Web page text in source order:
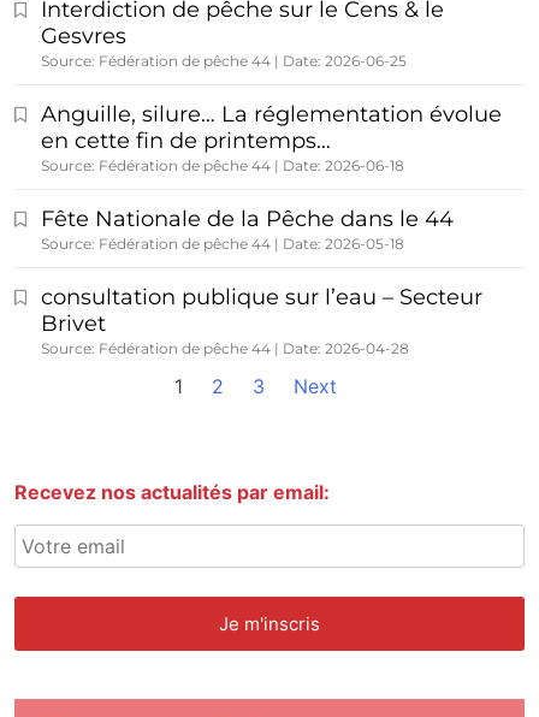
Interdiction de pêche sur le Cens & le
Gesvres
Source: Fédération de pêche 44 Date: 2026-06-25
Anguille, silure… La réglementation évolue
en cette fin de printemps…
Source: Fédération de pêche 44 Date: 2026-06-18
Fête Nationale de la Pêche dans le 44
Source: Fédération de pêche 44 Date: 2026-05-18
consultation publique sur l’eau – Secteur
Brivet
Source: Fédération de pêche 44 Date: 2026-04-28
1 2 3 Next
Recevez nos actualités par email: